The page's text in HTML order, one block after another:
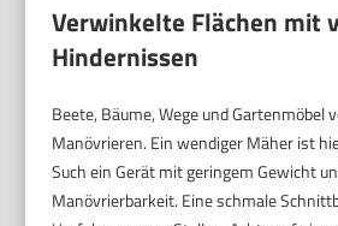
Verwinkelte Flächen mit
Hindernissen
Beete, Bäume, Wege und Gartenmöbel
Manövrieren. Ein wendiger Mäher ist
Such ein Gerät mit geringem Gewicht
Manövrierbarkeit. Eine schmale